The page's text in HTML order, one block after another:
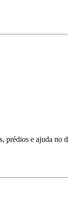
prédios e ajuda no